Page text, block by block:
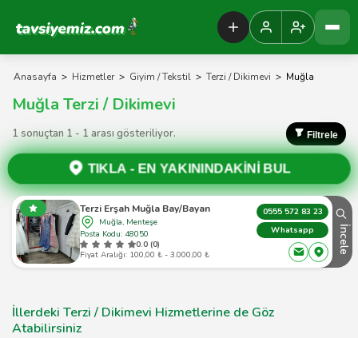
Tavsiyemiz Anasayfa
Anasayfa > Hizmetler > Giyim / Tekstil > Terzi / Dikimevi > Muğla
Muğla Terzi / Dikimevi
1 sonuçtan 1 - 1 arası gösteriliyor. Filtrele
TIKLA - EN YAKININDAKİNİ BUL
Terzi Erşah Muğla Bay/Bayan
Muğla, Menteşe
Posta Kodu: 48050
0.0 (0)
Fiyat Aralığı: 100,00 ₺ - 3.000,00 ₺
0555 572 83 23
Whatsapp
İncele
İllerdeki Terzi / Dikimevi Hizmetlerine de Göz
Atabilirsiniz